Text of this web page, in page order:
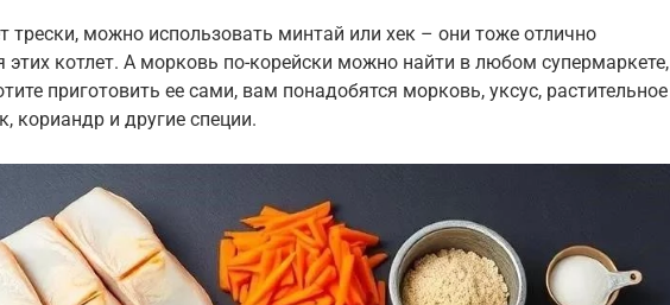
трески, можно использовать минтай или хек – они тоже отлично
этих котлет. А морковь по-корейски можно найти в любом супермаркете,
приготовить ее сами, вам понадобятся морковь, уксус, растительное
кориандр и другие специи.